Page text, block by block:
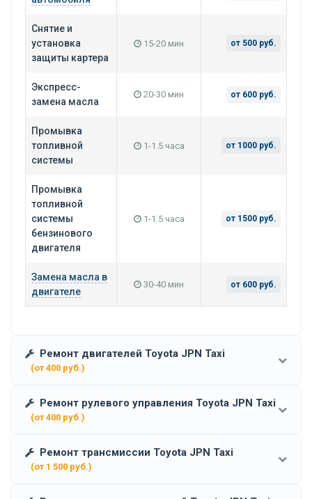
Снятие и
установка
защиты картера
15-20 мин от 500 руб.
Экспресс-
замена масла
20-30 мин от 600 руб.
Промывка
топливной
системы
1-1.5 часа от 1000 руб.
Промывка
топливной
системы
бензинового
двигателя
1-1.5 часа от 1500 руб.
Замена масла в
двигателе
30-40 мин от 600 руб.
Ремонт двигателей Toyota JPN Taxi
(от 400 руб.)
Ремонт рулевого управления Toyota JPN Taxi
(от 400 руб.)
Ремонт трансмиссии Toyota JPN Taxi
(от 1 500 руб.)